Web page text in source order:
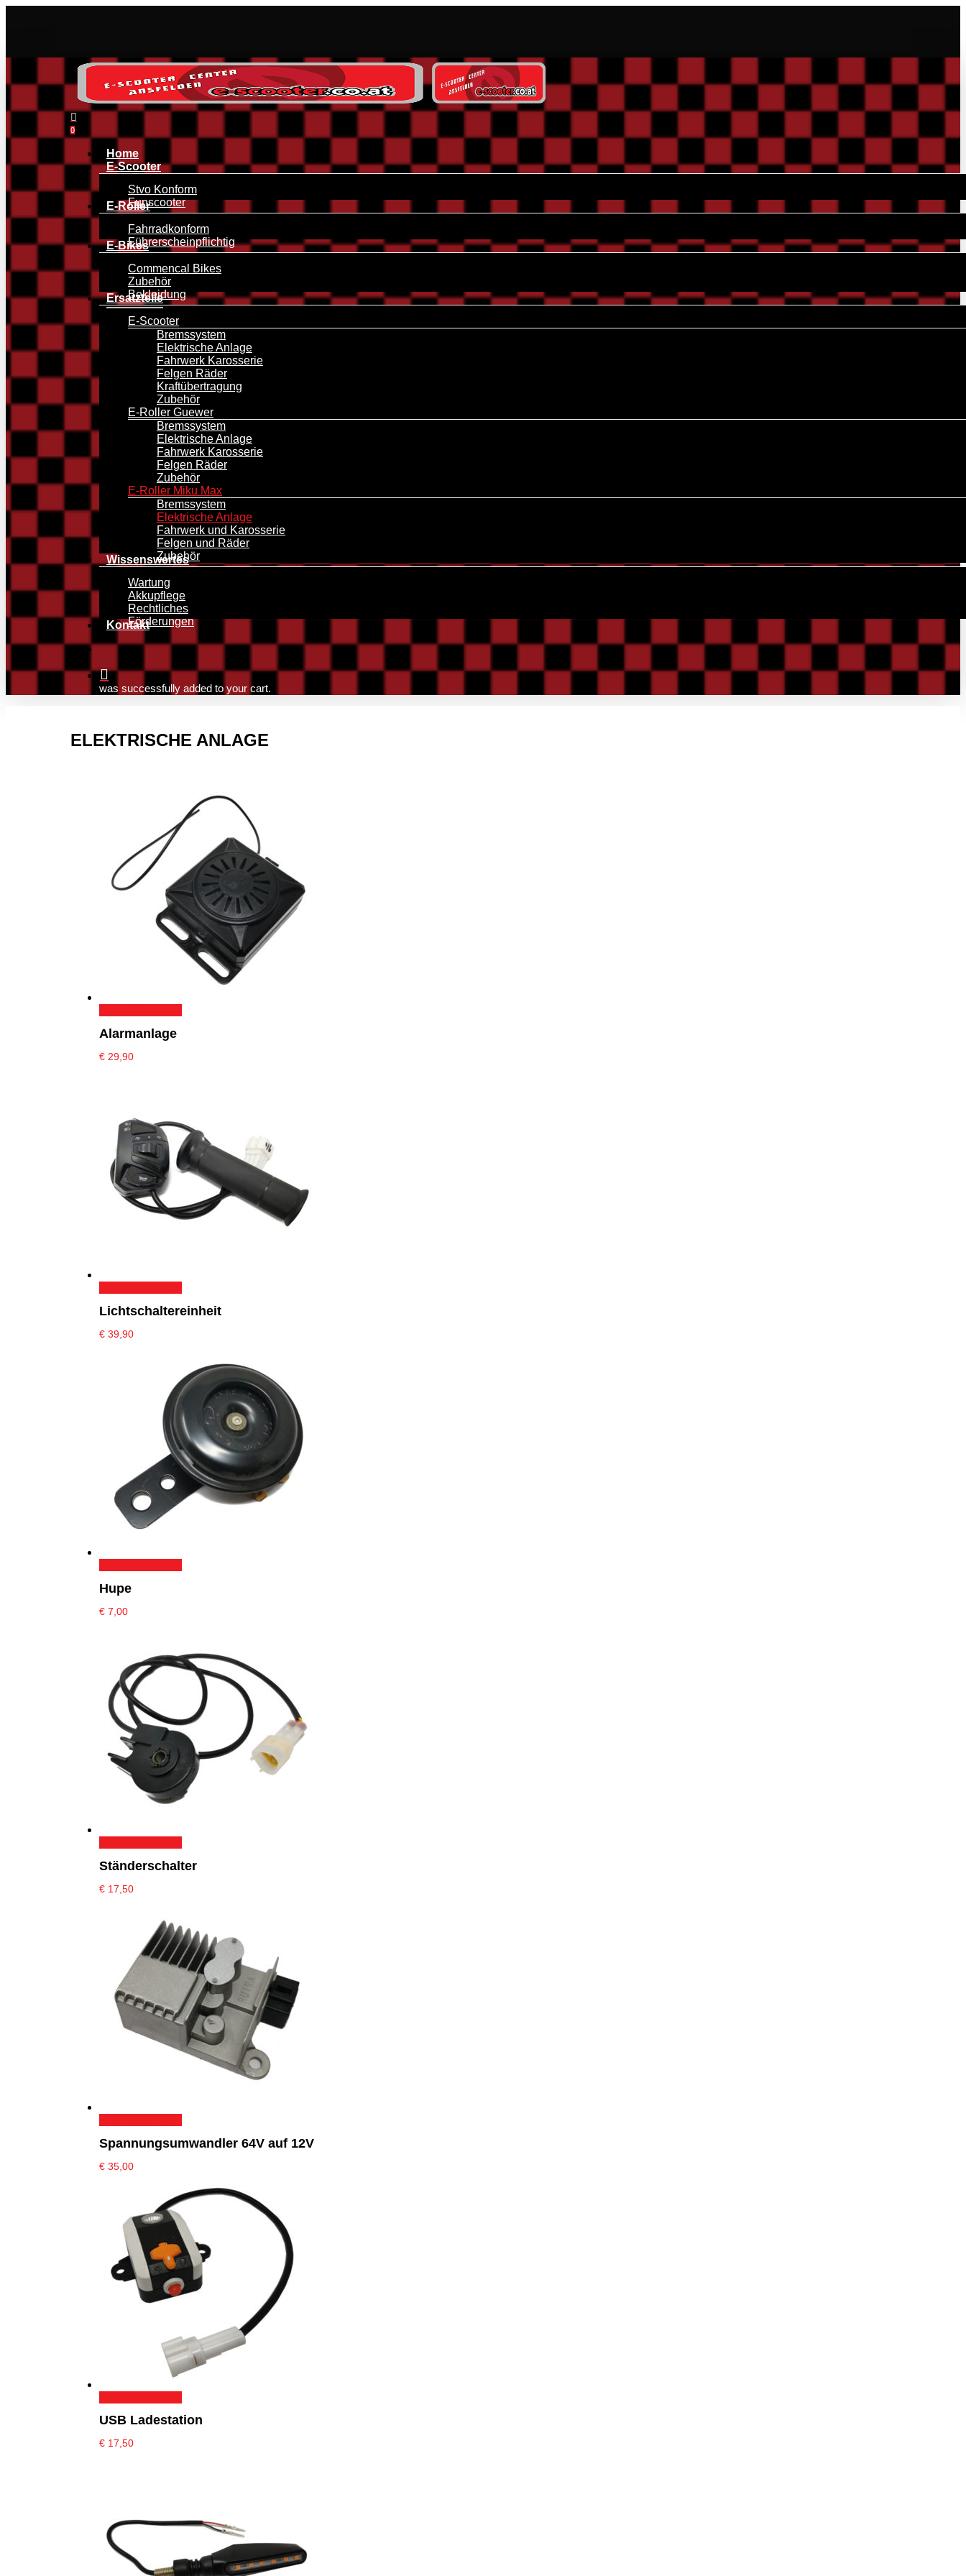
Hit enter to search or ESC to close
search
0
Menu
Home
E-Scooter
Stvo Konform
Funscooter
E-Roller
Fahrradkonform
Führerscheinpflichtig
E-Bikes
Commencal Bikes
Zubehör
Bekleidung
Ersatzteile
E-Scooter
Bremssystem
Elektrische Anlage
Fahrwerk Karosserie
Felgen Räder
Kraftübertragung
Zubehör
E-Roller Guewer
Bremssystem
Elektrische Anlage
Fahrwerk Karosserie
Felgen Räder
Zubehör
E-Roller Miku Max
Bremssystem
Elektrische Anlage
Fahrwerk und Karosserie
Felgen und Räder
Zubehör
Wissenswertes
Wartung
Akkupflege
Rechtliches
Förderungen
Kontakt
search
was successfully added to your cart.
ELEKTRISCHE ANLAGE
Alarmanlage
€ 29,90
Lichtschaltereinheit
€ 39,90
Hupe
€ 7,00
Ständerschalter
€ 17,50
Spannungsumwandler 64V auf 12V
€ 35,00
USB Ladestation
€ 17,50